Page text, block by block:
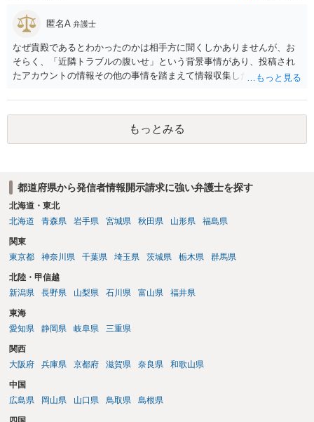
匿名A 弁護士
なぜ貴殿であるとわかったのかは相手方に聞くしかありませんが、お
そらく、「近隣トラブルの腹いせ」という背景事情があり、投稿され
たアカウントの情報その他の事情を踏まえて情報収集した結果、この
貴殿が投稿した事実を認めてしまったことで「答え合わせ」になって
しまったのではないでしょうか。 相手方の動きについても、相手方次
第ですので何とも言えません。公開の場で回答するには情報が乏し
く、ここで詳細を明らかにすることは事案の特定に繋がってしまうの
もっとみる
都道府県から発信者情報開示請求に強い弁護士を探す
北海道・東北
北海道
青森県 岩手県 宮城県 秋田県 山形県 福島県
関東
東京都
神奈川県 千葉県 埼玉県 茨城県 栃木県 群馬県
北陸・甲信越
新潟県
長野県 山梨県 石川県 富山県 福井県
東海
愛知県
静岡県 岐阜県 三重県
関西
大阪府
兵庫県 京都府 滋賀県 奈良県 和歌山県
中国
広島県
岡山県 山口県 鳥取県 島根県